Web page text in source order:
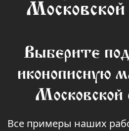
Московской
Выберите
иконописную
Московской
Все примеры наших